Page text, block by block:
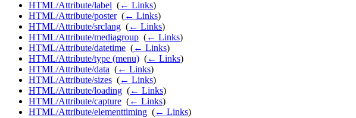
HTML/Attribute/label (← Links)
HTML/Attribute/poster‎ (← Links)
HTML/Attribute/srclang (← Links)
HTML/Attribute/mediagroup (← Links)
HTML/Attribute/datetime (← Links)
HTML/Attribute/type (menu) (← Links)
HTML/Attribute/data (← Links)
HTML/Attribute/sizes (← Links)
HTML/Attribute/loading (← Links)
HTML/Attribute/capture (← Links)
HTML/Attribute/elementtiming (← Links)